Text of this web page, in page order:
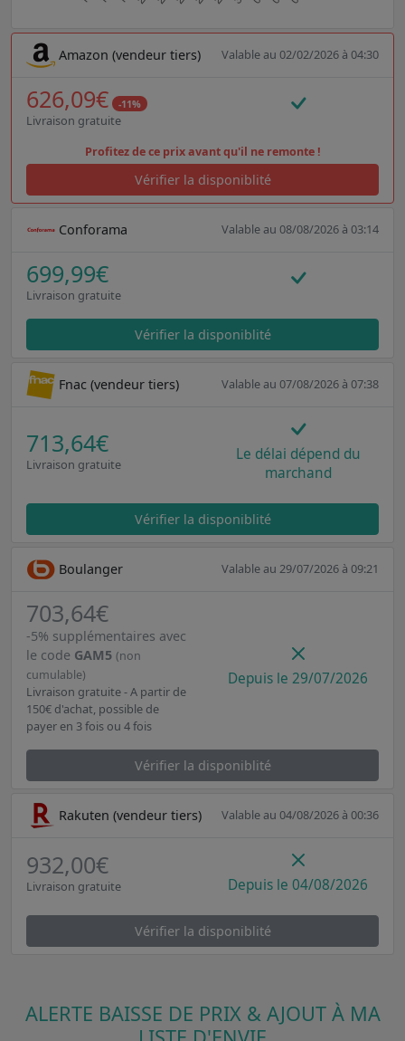
Amazon (vendeur tiers) Valable au 02/02/2026 à 04:30
626,09€ -11%
Livraison gratuite
Profitez de ce prix avant qu'il ne remonte !
Vérifier la disponiblité
Conforama Valable au 08/08/2026 à 03:14
699,99€
Livraison gratuite
Vérifier la disponiblité
Fnac (vendeur tiers) Valable au 07/08/2026 à 07:38
713,64€
Livraison gratuite
Le délai dépend du
marchand
Vérifier la disponiblité
Boulanger Valable au 29/07/2026 à 09:21
703,64€
-5% supplémentaires avec
le code GAM5 (non
cumulable)
Livraison gratuite - A partir de
150€ d'achat, possible de
payer en 3 fois ou 4 fois
Depuis le 29/07/2026
Vérifier la disponiblité
Rakuten (vendeur tiers) Valable au 04/08/2026 à 00:36
932,00€
Livraison gratuite Depuis le 04/08/2026
Vérifier la disponiblité
ALERTE BAISSE DE PRIX & AJOUT À MA